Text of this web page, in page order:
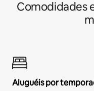
Comodidades
Aluguéis por